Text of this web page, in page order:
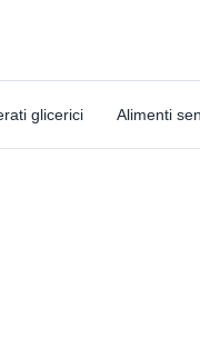
glicerici Alimenti